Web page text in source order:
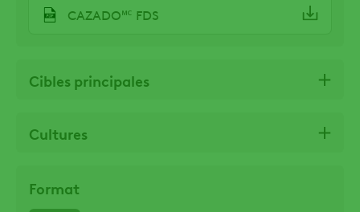
CAZADO🅪 FDS
Cibles principales
Cultures
Format